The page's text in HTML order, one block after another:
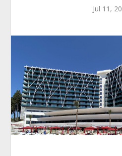
Jul 11,